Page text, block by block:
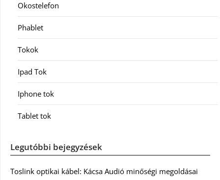
Okostelefon
Phablet
Tokok
Ipad Tok
Iphone tok
Tablet tok
Legutóbbi bejegyzések
Toslink optikai kábel: Kácsa Audió minőségi megoldásai